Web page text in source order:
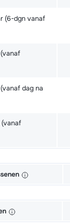
(6-dgn vanaf
dag na
(6/7 dagen)